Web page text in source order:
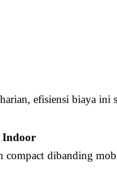
efisiensi biaya ini
Indoor
dibanding